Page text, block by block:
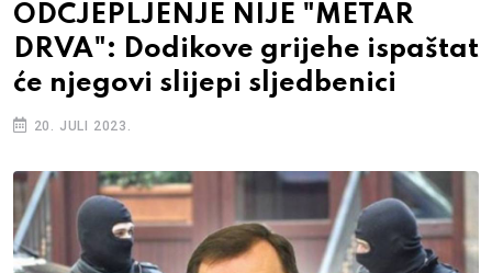
ODCJEPLJENJE NIJE "METAR
DRVA": Dodikove grijehe ispaštat
će njegovi slijepi sljedbenici
20. JULI 2023.